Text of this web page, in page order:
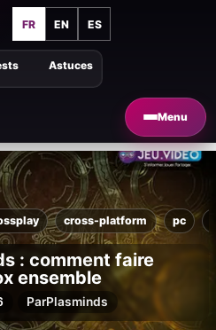
FR EN ES
Menu
Astuces
cross-platform pc
: comment faire
ensemble
ParPlasminds